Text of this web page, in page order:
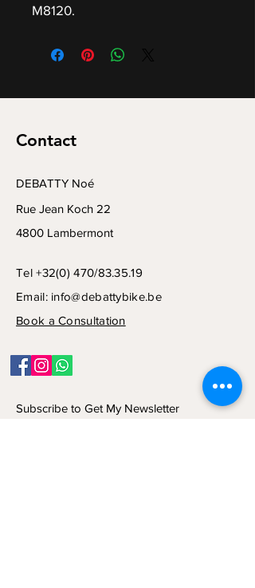
M8120.
Contact
DEBATTY Noé
Rue Jean Koch 22
4800 Lambermont
Tel +32(0) 470/83.35.19
Email: info@debattybike.be
Book a Consultation
Subscribe to Get My Newsletter